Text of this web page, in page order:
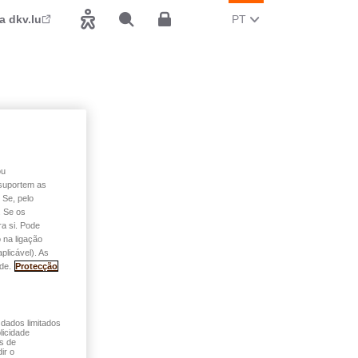
dkv.lu
Pesquisar
AcessibilidadeEspace client
MUDAR O IDIOMA
PT(PORTUGUÊS)
as
pelo
Se os
si. Pode
na ligação
As
Protecção
limitados
de
o